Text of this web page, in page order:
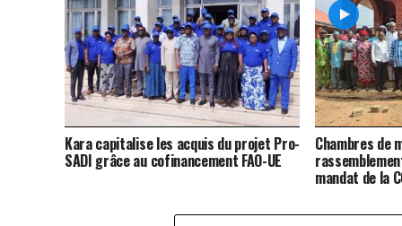
Kara capitalise les acquis du projet Pro-
SADI grâce au cofinancement FAO-UE
Chambres de
mandat de la